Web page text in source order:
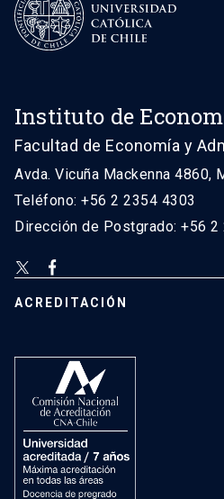
Instituto de
Facultad de Economía y
Avda. Vicuña Mackenna 4860,
Teléfono: +56 2 2354 4303
Dirección de Postgrado: +56 2
ACREDITACIÓN